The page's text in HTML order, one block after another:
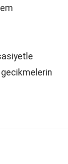
gecikmelerin